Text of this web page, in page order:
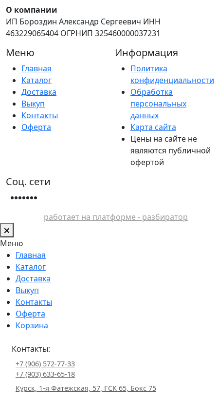
О компании
ИП Бороздин Александр Сергеевич ИНН
463229065404 ОГРНИП 325460000037231
Меню
Главная
Каталог
Доставка
Выкуп
Контакты
Оферта
Информация
Политика
конфиденциальности
Обработка
персональных
данных
Карта сайта
Цены на сайте не
являются публичной
офертой
Соц. сети
работает на платформе - разбиратор
Меню
Главная
Каталог
Доставка
Выкуп
Контакты
Оферта
Корзина
Контакты:
+7 (906) 572-77-33
+7 (903) 633-65-18
Курск, 1-я Фатежская, 57, ГСК 65, Бокс 75